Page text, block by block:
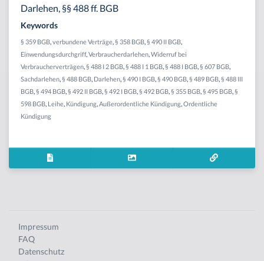
Darlehen, §§ 488 ff. BGB
Keywords
§ 359 BGB verbundene Verträge § 358 BGB § 490 II BGB
Einwendungsdurchgriff, Verbraucherdarlehen Widerruf bei
Verbraucherverträgen § 488 I 2 BGB § 488 I 1 BGB § 488 I BGB § 607 BGB
Sachdarlehen § 488 BGB Darlehen § 490 I BGB § 490 BGB § 489 BGB § 488 III
BGB § 494 BGB § 492 II BGB § 492 I BGB § 492 BGB § 355 BGB § 495 BGB §
598 BGB Leihe Kündigung Außerordentliche Kündigung Ordentliche
Kündigung
Impressum
FAQ
Datenschutz